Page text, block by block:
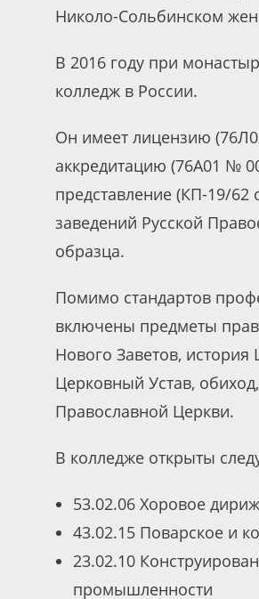
Николо-Сольбинском
В 2016 году при
колледж в России.
Он имеет лицензию
аккредитацию (76A01 №
представление (КП-19/62
заведений Русской
образца.
Помимо стандартов
включены предметы
Нового Заветов, история
Церковный Устав,
Православной Церкви.
В колледже открыты
53.02.06 Хоровое
43.02.15 Поварское и
23.02.10
промышленности